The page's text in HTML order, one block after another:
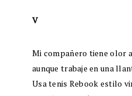
V
Mi compañero tiene olor
aunque trabaje en una
Usa tenis Rebook estilo